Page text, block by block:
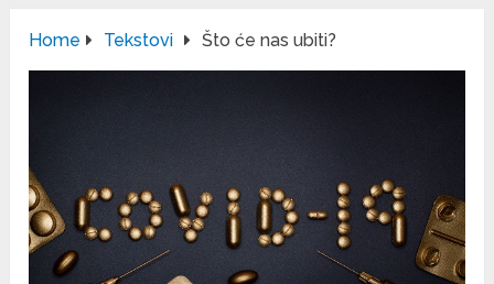
Home Tekstovi Što će nas ubiti?